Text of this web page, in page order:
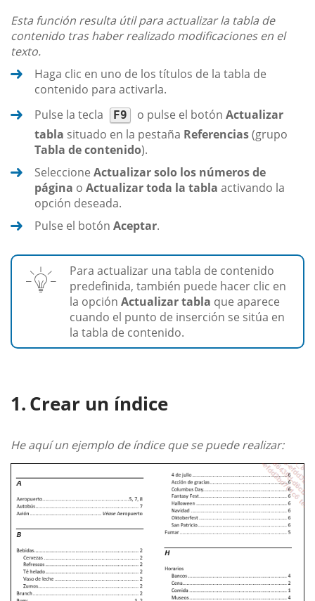
Esta función resulta útil para actualizar la tabla de
contenido tras haber realizado modificaciones en el
texto.
Haga clic en uno de los títulos de la tabla de
contenido para activarla.
Pulse la tecla
F9 o pulse el botón Actualizar
tabla situado en la pestaña Referencias(grupo
Tabla de contenido).
Seleccione Actualizar solo los números de
página o Actualizar toda la tabla activando la
opción deseada.
Pulse el botón Aceptar.
Para actualizar una tabla de contenido
predefinida, también puede hacer clic en
la opción Actualizar tabla que aparece
cuando el punto de inserción se sitúa en
la tabla de contenido.
Crear un índice
He aquí un ejemplo de índice que se puede realizar: